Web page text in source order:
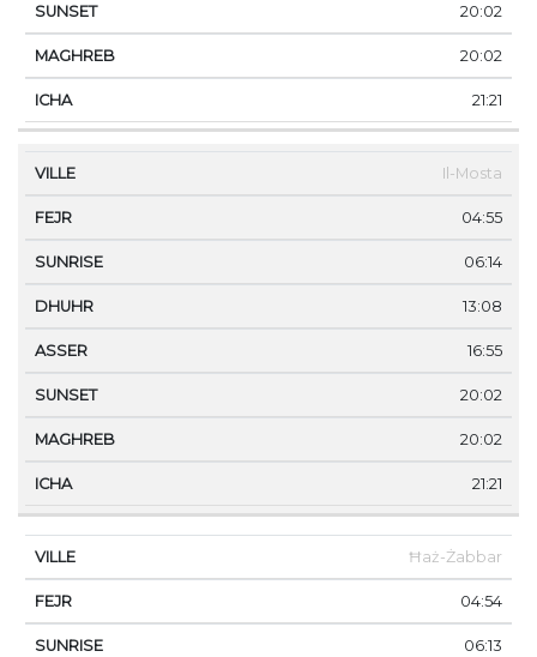
20:02
20:02
21:21
Il-Mosta
04:55
06:14
13:08
16:55
20:02
20:02
21:21
Ħaż-Żabbar
04:54
06:13